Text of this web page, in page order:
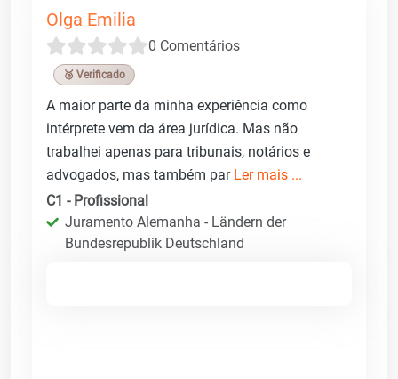
Olga Emilia
0 Comentários
🥉 Verificado
A maior parte da minha experiência como
intérprete vem da área jurídica. Mas não
trabalhei apenas para tribunais, notários e
advogados, mas também par Ler mais ...
C1 - Profissional
Juramento Alemanha - Ländern der
Bundesrepublik Deutschland